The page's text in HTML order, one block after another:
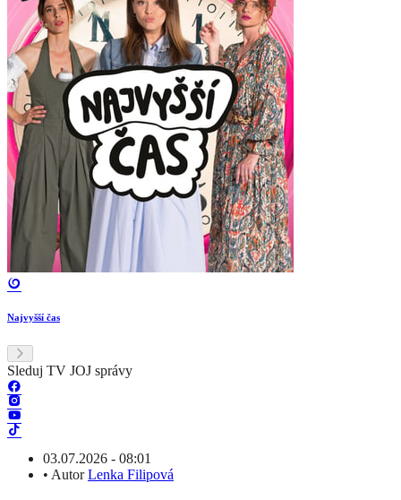
Najvyšší čas
Sleduj TV JOJ správy
03.07.2026 - 08:01
• AutorLenka Filipová